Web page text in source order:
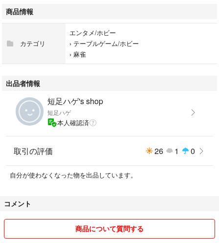
商品情報
カテゴリ
エンタメ/ホビー
› テーブルゲーム/ホビー
› 麻雀
出品者情報
短足ハゲ's shop
短足ハゲ
本人確認済
取引の評価 26 1 0
自分が使わなくなった物を出品しています。
コメント
商品について質問する